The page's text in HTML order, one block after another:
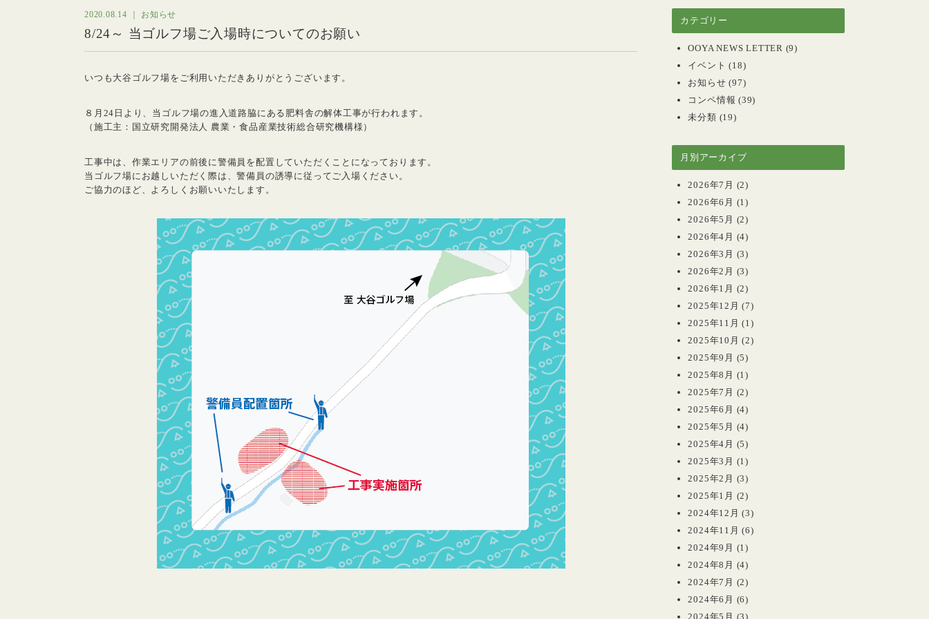
2020.08.14 ｜ お知らせ
8/24～ 当ゴルフ場ご入場時についてのお願い
いつも大谷ゴルフ場をご利用いただきありがとうございます。
８月24日より、当ゴルフ場の進入道路脇にある肥料舎の解体工事が行われます。
（施工主：国立研究開発法人 農業・食品産業技術総合研究機構様）
工事中は、作業エリアの前後に警備員を配置していただくことになっております。
当ゴルフ場にお越しいただく際は、警備員の誘導に従ってご入場ください。
ご協力のほど、よろしくお願いいたします。
カテゴリー
OOYA NEWS LETTER (9)
イベント (18)
お知らせ (97)
コンペ情報 (39)
未分類 (19)
月別アーカイブ
2026年7月 (2)
2026年6月 (1)
2026年5月 (2)
2026年4月 (4)
2026年3月 (3)
2026年2月 (3)
2026年1月 (2)
2025年12月 (7)
2025年11月 (1)
2025年10月 (2)
2025年9月 (5)
2025年8月 (1)
2025年7月 (2)
2025年6月 (4)
2025年5月 (4)
2025年4月 (5)
2025年3月 (1)
2025年2月 (3)
2025年1月 (2)
2024年12月 (3)
2024年11月 (6)
2024年9月 (1)
2024年8月 (4)
2024年7月 (2)
2024年6月 (6)
2024年5月 (3)